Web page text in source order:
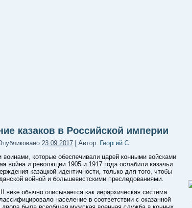
казаков в Российской империи
23.09.2017| Автор: Георгий С.
воинами, которые обеспечивали царей конными войсками
война и революции 1905 и 1917 года ослабили казачьи
казацкой идентичности, только для того, чтобы
войной и большевистскими преследованиями.
веке обычно описывается как иерархическая система
население в соответствии с оказанной